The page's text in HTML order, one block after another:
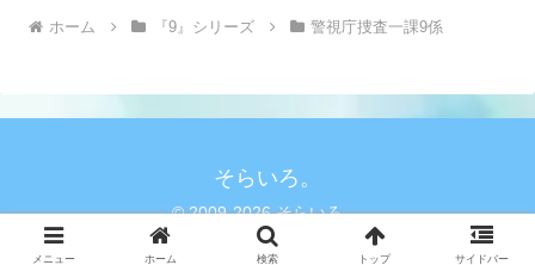
ホーム 『9』シリーズ 警視庁捜査一課9係
そらいろ。
© 2009-2026 そらいろ。.
メニュー ホーム 検索 トップ サイドバー